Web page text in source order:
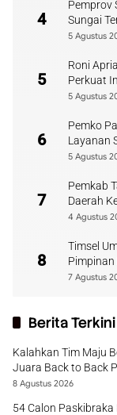
4
Pemprov
Sungai
5 Agustus
5
Roni
Perkuat
5 Agustus
6
Pemko
Layanan
5 Agustus
7
Pemkab
Daerah
4 Agustus
8
Timsel
Pimpinan
7 Agustus
Berita Terkini
Kalahkan Tim Maju
Juara Back to Back
8 Agustus 2026
54 Calon